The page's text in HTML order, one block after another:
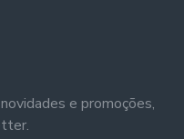
e promoções,